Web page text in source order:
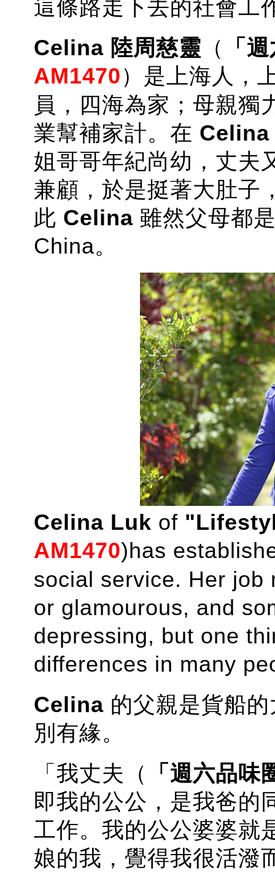
這條路走下去的社會工
Celina 陸周慈靈 （
「
AM1470）是上海人，
員，四海為家；母親獨
業幫補家計。在 Celina
姐哥哥年紀尚幼，丈夫
兼顧，於是挺著大肚子
此 Celina 雖然父母都
China。
Celina Luk of
AM1470)has
social service. Her job
or glamourous, and
depressing, but one
differences in many
Celina 的父親是貨船
別有緣。
「我丈夫（
「週六品味
即我的公公，是我爸的
工作。我的公公婆婆就
娘的我，覺得我很活潑